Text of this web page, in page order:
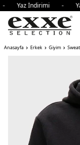
Yaz İndirimi -
Anasayfa Erkek Giyim